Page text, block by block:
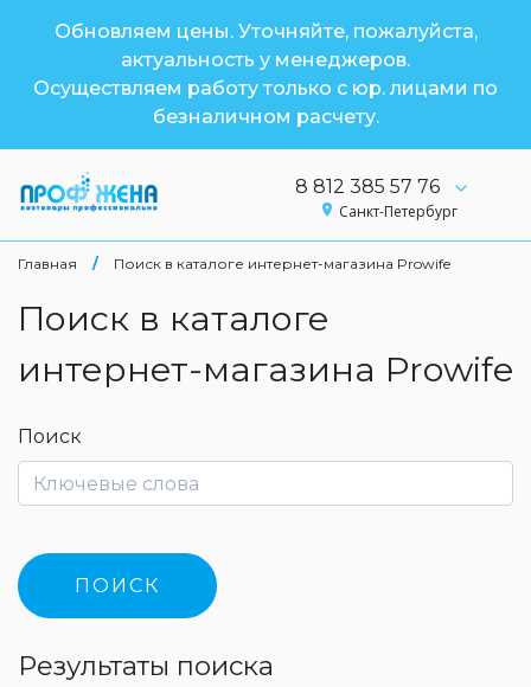
Обновляем цены. Уточняйте, пожалуйста,
актуальность у менеджеров.
Осуществляем работу только с юр. лицами по
безналичном расчету.
8 812 385 57 76
Санкт-Петербург
Главная / Поиск в каталоге интернет-магазина Prowife
Поиск в каталоге
интернет-магазина Prowife
Поиск
Результаты поиска